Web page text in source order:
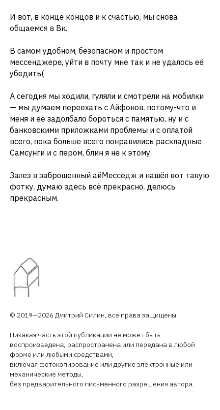
И вот, в конце концов и к счастью, мы снова
общаемся в Вк.
В самом удобном, безопасном и простом
мессенджере, уйти в почту мне так и не удалось её
убедить(
А сегодня мы ходили, гуляли и смотрели на мобилки
— мы думаем переехать с Айфонов, потому-что и
меня и её задолбало бороться с памятью, ну и с
банковскими приложками проблемы и с оплатой
всего, пока больше всего понравились раскладные
Самсунги и с пером, блин я не к этому.
Залез в заброшенный айМесседж и нашёл вот такую
фотку, думаю здесь всё прекрасно, делюсь
прекрасным.
© 2019—2026 Дмитрий Силин, все права защищены.
Никакая часть этой публикации не может быть
воспроизведена, распространена или передана в любой
форме или любыми средствами,
включая фотокопирование или другие электронные или
механические методы,
без предварительного письменного разрешения автора.